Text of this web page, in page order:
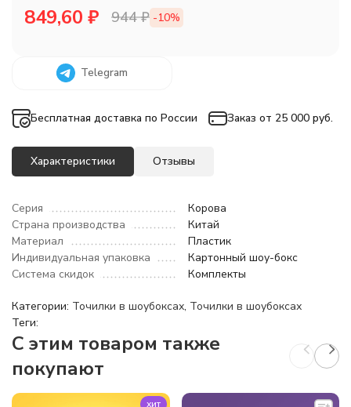
849,60 ₽ 944₽ -10%
Telegram
Бесплатная доставка по России Заказ от 25 000 руб.
Характеристики Отзывы
Серия
Корова
Страна производства
Китай
Материал
Пластик
Индивидуальная упаковка
Картонный шоу-бокс
Система скидок
Комплекты
Категории: Точилки в шоубоксах, Точилки в шоубоксах
Теги:
C этим товаром также
покупают
хит